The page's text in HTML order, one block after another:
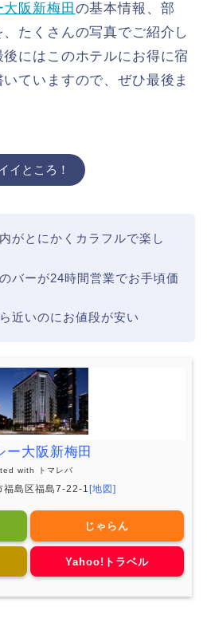
阪新梅田 の基本情報、部
たくさんの写真でご紹介し
にはこのホテルにお得に宿
ていますので、ぜひ最後ま
イところ！
がとにかくカラフルで楽し
バーが24時間営業でお手頃価
近いのにお値段が安い
ー大阪新梅田
with トマレバ
福島区福島7-22-1 [地図]
じゃらん
Yahoo!トラベル